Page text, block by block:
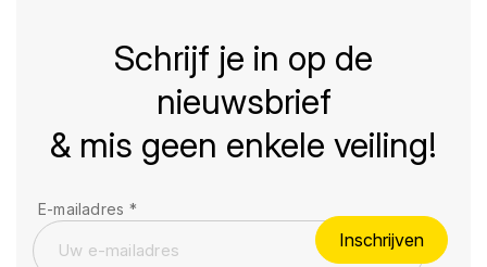
Schrijf je in op de
nieuwsbrief
& mis geen enkele veiling!
E-mailadres *
Inschrijven